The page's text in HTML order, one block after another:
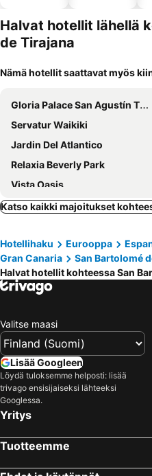
Halvat hotellit lähellä
de Tirajana
Nämä hotellit saattavat myös
Gloria Palace San Agustín Thalasso & Hotel
Servatur Waikiki
Jardin Del Atlantico
Relaxia Beverly Park
Vista Oasis
Hotel LIVVO Koala Garden
Servatur Playa Bonita
HL Suitehotel Playa del Ingles
Barceló Margaritas
Gran Canaria Princess
Abora Continental by Lopesan Hotels
HL Miraflor Suites
Paradisus Gran Canaria
Gold by Marina - Adults Only
BLUESEA Rey Carlos
Sanom Beach Resort
Katso kaikki majoitukset
Hotellihaku Eurooppa
Gran Canaria
San Bartolomé
Halvat hotellit kohteessa San
Valitse maasi
Lisää Googleen
Löydä tuloksemme helposti: lisää
trivago ensisijaiseksi lähteeksi
Googlessa.
Yritys
Tuotteemme